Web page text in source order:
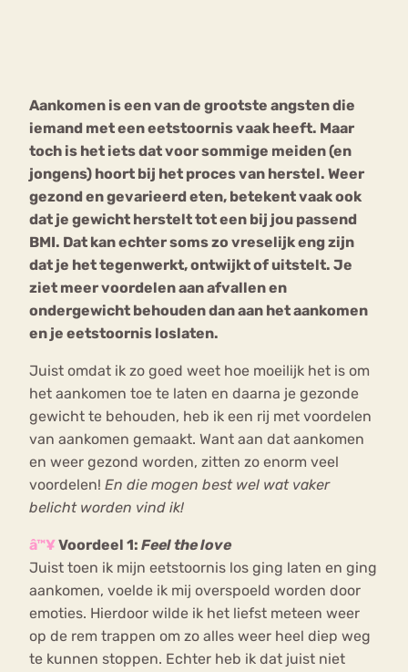
Aankomen is een van de grootste angsten die
iemand met een eetstoornis vaak heeft. Maar
toch is het iets dat voor sommige meiden (en
jongens) hoort bij het proces van herstel. Weer
gezond en gevarieerd eten, betekent vaak ook
dat je gewicht herstelt tot een bij jou passend
BMI. Dat kan echter soms zo vreselijk eng zijn
dat je het tegenwerkt, ontwijkt of uitstelt. Je
ziet meer voordelen aan afvallen en
ondergewicht behouden dan aan het aankomen
en je eetstoornis loslaten.
Juist omdat ik zo goed weet hoe moeilijk het is om
het aankomen toe te laten en daarna je gezonde
gewicht te behouden, heb ik een rij met voordelen
van aankomen gemaakt. Want aan dat aankomen
en weer gezond worden, zitten zo enorm veel
voordelen! En die mogen best wel wat vaker
belicht worden vind ik!
â™¥Voordeel 1: Feel the love
Juist toen ik mijn eetstoornis los ging laten en ging
aankomen, voelde ik mij overspoeld worden door
emoties. Hierdoor wilde ik het liefst meteen weer
op de rem trappen om zo alles weer heel diep weg
te kunnen stoppen. Echter heb ik dat juist niet
Forum
osa
Eetbuien Piekeren Sport
Trauma
Orthorexia
Afvallen Angst